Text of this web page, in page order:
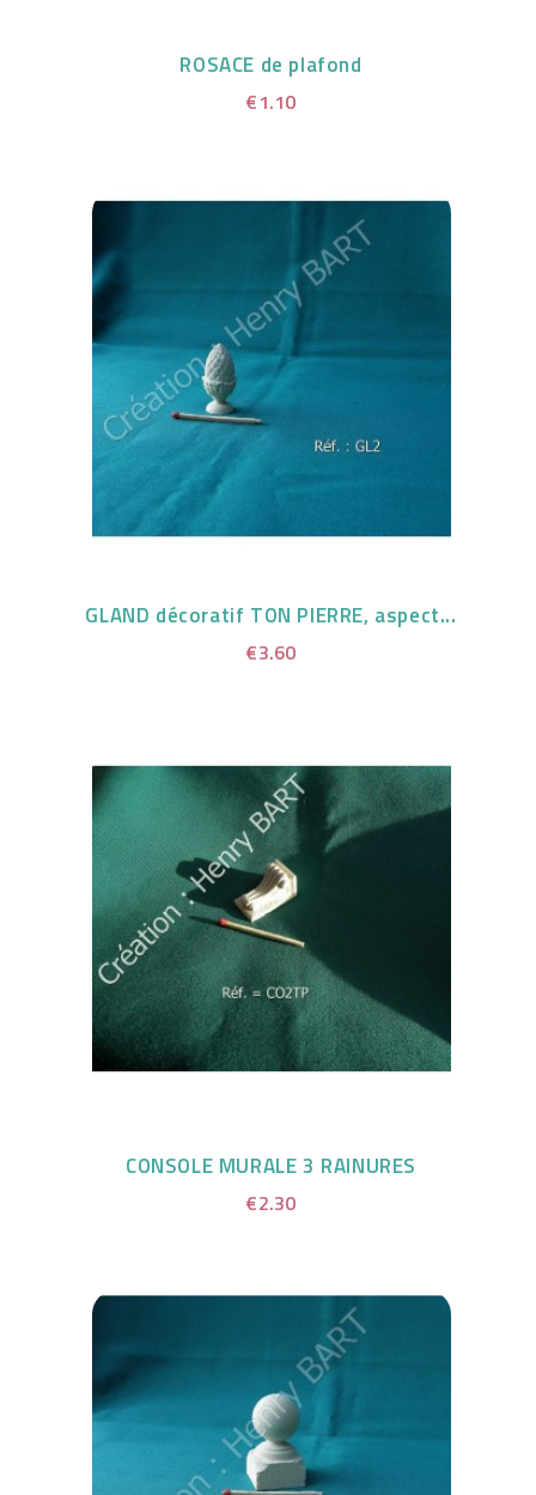
ROSACE de plafond
€1.10
GLAND décoratif TON PIERRE, aspect...
€3.60
CONSOLE MURALE 3 RAINURES
€2.30